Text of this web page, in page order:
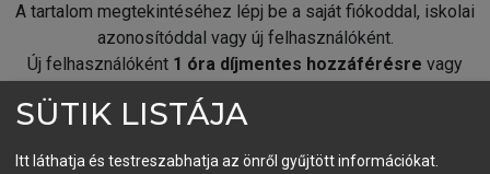
A tartalom megtekintéséhez lépj be a saját fiókoddal, iskolai
azonosítóddal vagy új felhasználóként.
Új felhasználóként 1 óra díjmentes hozzáférésre vagy
fiókoddal,vagy hozz létre új fiókot.
SÜTIK LISTÁJA
Itt láthatja és testreszabhatja az önről gyűjtött információkat.